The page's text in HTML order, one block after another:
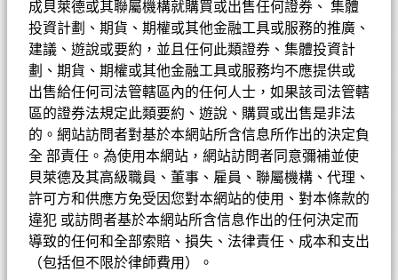
成貝萊德或其聯屬機構就購買或出售任何證券、 集體
投資計劃、期貨、期權或其他金融工具或服務的推廣、
建議、遊說或要約，並且任何此類證券、集體投資計
劃、期貨、期權或其他金融工具或服務均不應提供或
出售給任何司法管轄區內的任何人士，如果該司法管轄
區的證券法規定此類要約、遊說、購買或出售是非法
的。網站訪問者對基於本網站所含信息所作出的決定負
全 部責任。為使用本網站，網站訪問者同意彌補並使
貝萊德及其高級職員、董事、雇員、聯屬機構、代理、
許可方和供應方免受因您對本網站的使用、對本條款的
違犯 或訪問者基於本網站所含信息作出的任何決定而
導致的任何和全部索賠、損失、法律責任、成本和支出
（包括但不限於律師費用）。
基金的全部貨幣對沖股份類別使用金融衍生產品以對沖貨幣風險。
股份類別中使用金融衍生產品可能為基金內其他股份類別帶來潛在
風險效應（亦稱為溢出）。該基金的管理公司將確保適當的程序得
以進行，以至對其他股份類別的風險效應減至最低。您只需直接在
基金名稱下方使用下拉式方框，即可查閱這基金內全部股份類別—
貨幣對沖股份類別會於股份類別的名稱中顯示「對沖」的字眼。此
外，如欲索取所有貨幣對沖股份類別的完整列表，應向基金管理公
司提出。
表現
圖表
查看圖表
表現
Chart
基金資料
基金總值
截至 2026年8月7日
JPY 62,831,817,788
基金成立日期
1987年5月13日
基準貨幣
JPY
參考指標 1
S&P JP MidSmall Cap NET
Index in USD
首次認購費
基本因素及風險
持倉數目
截至 2026年6月30日
3年貝他係數
截至 2026年7月31日
1.020
市賬率
截至 2026年6月30日
1.59
基金評級
Morningstar星號評級
晨星星號評
持股
截至 2026年6月30日
成分股名稱
投資分佈
價格及交易所